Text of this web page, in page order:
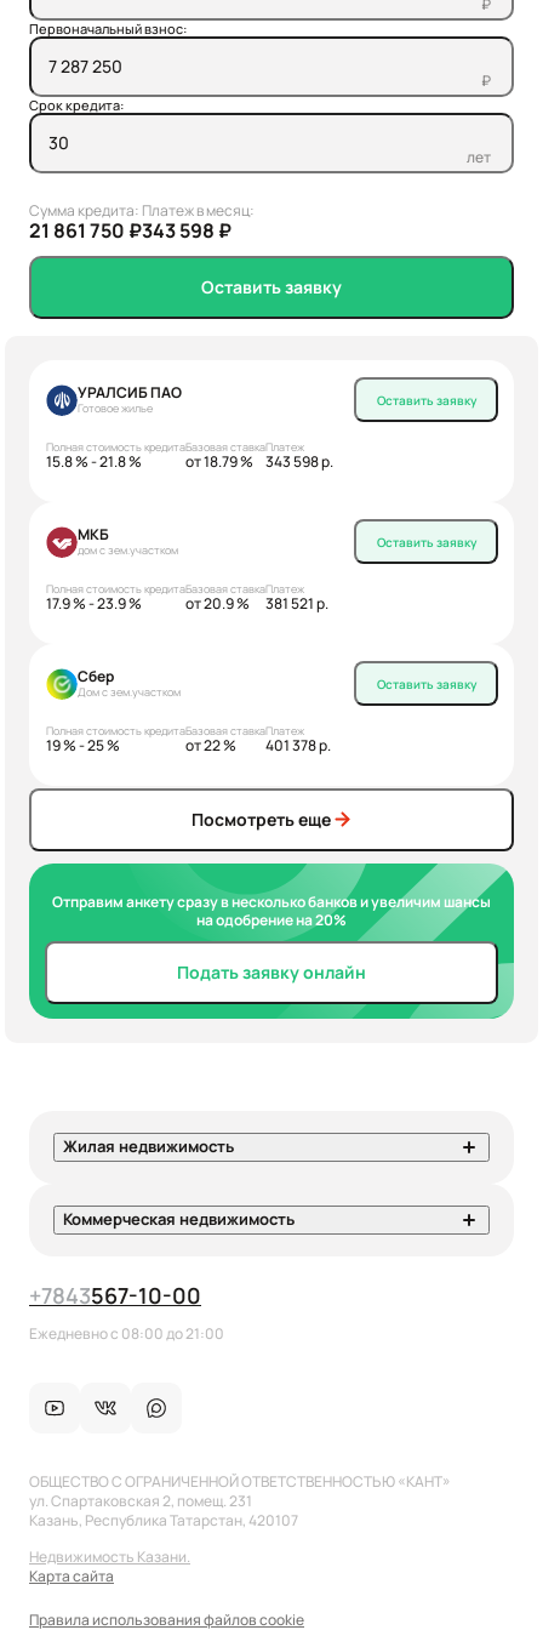
₽
Первоначальный взнос:
₽
Срок кредита:
лет
Сумма кредита:
21 861 750 ₽
Платеж в месяц:
343 598 ₽
Оставить заявку
УРАЛСИБ ПАО
Готовое жилье
Полная стоимость кредита
15.8 % - 21.8 %
Базовая ставка
от 18.79 %
Платеж
343 598 р.
Оставить заявку
МКБ
дом с зем.участком
Полная стоимость кредита
17.9 % - 23.9 %
Базовая ставка
от 20.9 %
Платеж
381 521 р.
Оставить заявку
Сбер
Дом с зем.участком
Полная стоимость кредита
19 % - 25 %
Базовая ставка
от 22 %
Платеж
401 378 р.
Оставить заявку
Посмотреть еще
Отправим анкету сразу в несколько банков и увеличим шансы
на одобрение на 20%
Подать заявку онлайн
Жилая недвижимость
Коммерческая недвижимость
+7843567-10-00
Ежедневно с 08:00 до 21:00
ОБЩЕСТВО С ОГРАНИЧЕННОЙ ОТВЕТСТВЕННОСТЬЮ «КАНТ»
ул. Спартаковская 2, помещ. 231
Казань, Республика Татарстан, 420107
Недвижимость Казани.
Карта сайта
Правила использования файлов cookie